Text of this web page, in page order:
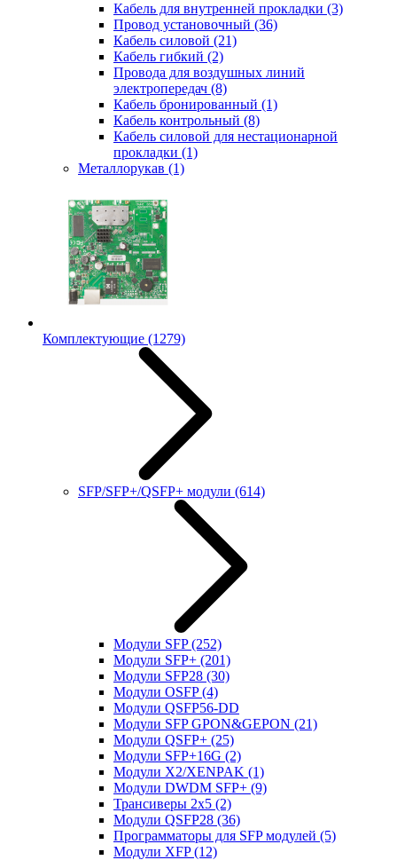
Кабель для внутренней прокладки (3)
Провод установочный (36)
Кабель силовой (21)
Кабель гибкий (2)
Провода для воздушных линий
электропередач (8)
Кабель бронированный (1)
Кабель контрольный (8)
Кабель силовой для нестационарной
прокладки (1)
Металлорукав (1)
Комплектующие (1279)
SFP/SFP+/QSFP+ модули (614)
Модули SFP(252)
Модули SFP+ (201)
Модули SFP28 (30)
Модули OSFP(4)
Модули QSFP56-DD
Модули SFP GPON&GEPON (21)
Модули QSFP+ (25)
Модули SFP+16G (2)
Модули X2/XENPAK (1)
Модули DWDM SFP+ (9)
Трансиверы 2x5 (2)
Модули QSFP28 (36)
Программаторы для SFP модулей (5)
Модули XFP(12)